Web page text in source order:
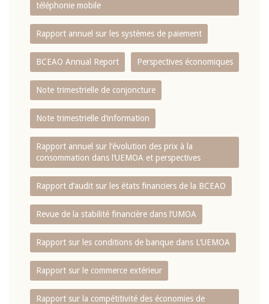
téléphonie mobile
Rapport annuel sur les systèmes de paiement
BCEAO Annual Report Perspectives économiques
Note trimestrielle de conjoncture
Note trimestrielle d‘information
Rapport annuel sur l‘évolution des prix à la
consommation dans l‘UEMOA et perspectives
Rapport d‘audit sur les états financiers de la BCEAO
Revue de la stabilité financière dans l‘UMOA
Rapport sur les conditions de banque dans L‘UEMOA
Rapport sur le commerce extérieur
Rapport sur la compétitivité des économies de